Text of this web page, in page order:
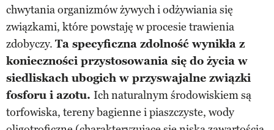
chwytania organizmów żywych i odżywiania się
związkami, które powstaję w procesie trawienia
zdobyczy. Ta specyficzna zdolność wynikła z
konieczności przystosowania się do życia w
siedliskach ubogich w przyswajalne związki
fosforu i azotu. Ich naturalnym środowiskiem są
torfowiska, tereny bagienne i piaszczyste, wody